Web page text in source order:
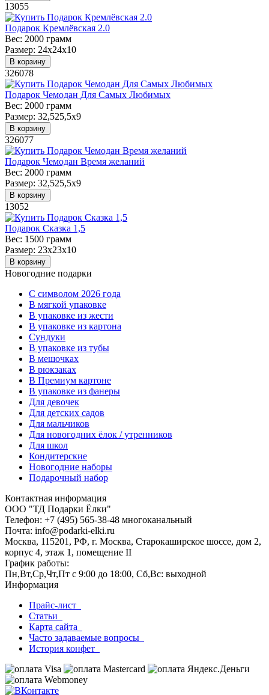
13055
Подарок Кремлёвская 2.0
Вес: 2000 грамм
Размер: 24х24х10
В корзину
326078
Подарок Чемодан Для Самых Любимых
Вес: 2000 грамм
Размер: 32,525,5х9
В корзину
326077
Подарок Чемодан Время желаний
Вес: 2000 грамм
Размер: 32,525,5х9
В корзину
13052
Подарок Сказка 1,5
Вес: 1500 грамм
Размер: 23х23х10
В корзину
Новогодние подарки
C символом 2026 года
В мягкой упаковке
В упаковке из жести
В упаковке из картона
Сундуки
В упаковке из тубы
В мешочках
В рюкзаках
В Премиум картоне
В упаковке из фанеры
Для девочек
Для детских садов
Для мальчиков
Для новогодних ёлок / утренников
Для школ
Кондитерские
Новогодние наборы
Подарочный набор
Контактная информация
ООО "ТД Подарки Ёлки"
Телефон: +7 (495) 565-38-48 многоканальный
Почта: info@podarki-elki.ru
Москва, 115201, РФ, г. Москва, Старокаширское шоссе, дом 2,
корпус 4, этаж 1, помещение II
График работы:
Пн,Вт,Ср,Чт,Пт с 9:00 до 18:00, Сб,Вс: выходной
Информация
Прайс-лист
Статьи
Карта сайта
Часто задаваемые вопросы
История конфет